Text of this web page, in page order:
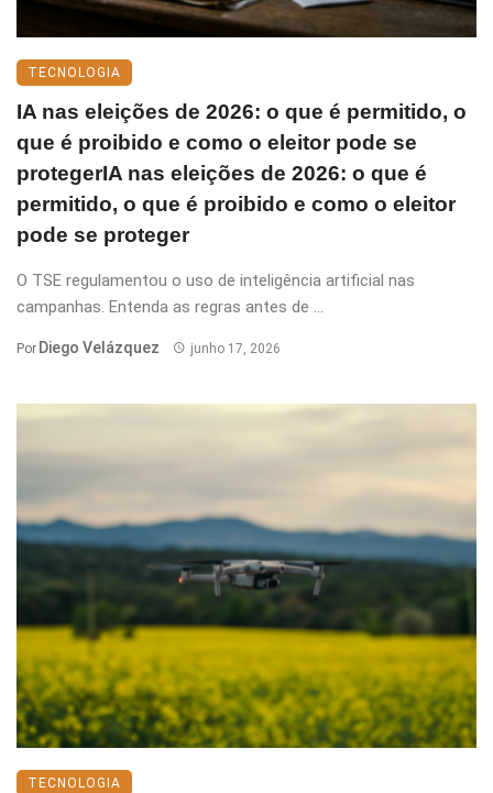
TECNOLOGIA
IA nas eleições de 2026: o que é permitido, o
que é proibido e como o eleitor pode se
protegerIA nas eleições de 2026: o que é
permitido, o que é proibido e como o eleitor
pode se proteger
O TSE regulamentou o uso de inteligência artificial nas
campanhas. Entenda as regras antes de ...
Por Diego Velázquez junho 17, 2026
TECNOLOGIA